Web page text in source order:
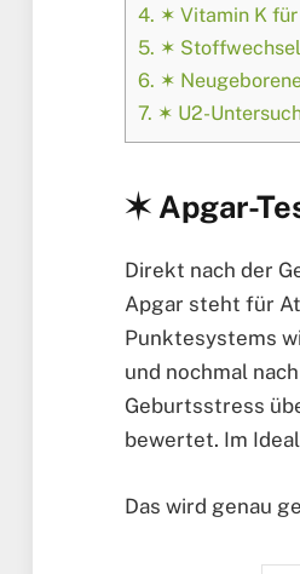
4. ✶ Vitamin K
5. ✶
6. ✶
7. ✶ U2-
✶ Apgar-
Direkt nach der
Apgar steht für
Punktesystems
und nochmal
Geburtsstress
bewertet. Im
Das wird genau